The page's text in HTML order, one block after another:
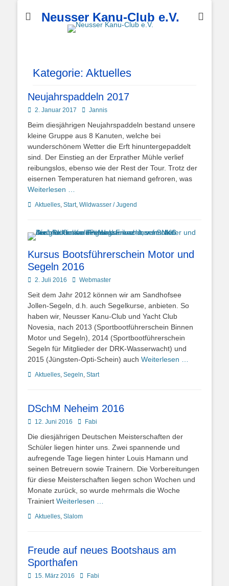
Neusser Kanu-Club e.V.
Kategorie: Aktuelles
Neujahrspaddeln 2017
Posted
2. Januar 2017 AutorJannis
Beim diesjährigen Neujahrspaddeln bestand unsere
kleine Gruppe aus 8 Kanuten, welche bei
wunderschönem Wetter die Erft hinuntergepaddelt
sind. Der Einstieg an der Erprather Mühle verlief
reibungslos, ebenso wie der Rest der Tour. Trotz der
eisernen Temperaturen hat niemand gefroren, was
Weiterlesen …
Kategorien
Aktuelles, Start, Wildwasser / Jugend
Kursus Bootsführerschein Motor und
Segeln 2016
Posted
2. Juli 2016 AutorWebmaster
Seit dem Jahr 2012 können wir am Sandhofsee
Jollen-Segeln, d.h. auch Segelkurse, anbieten. So
haben wir, Neusser Kanu-Club und Yacht Club
Novesia, nach 2013 (Sportbootführerschein Binnen
Motor und Segeln), 2014 (Sportbootführerschein
Segeln für Mitglieder der DRK-Wasserwacht) und
2015 (Jüngsten-Opti-Schein) auch Weiterlesen …
Kategorien
Aktuelles, Segeln, Start
DSchM Neheim 2016
Posted
12. Juni 2016 AutorFabi
Die diesjährigen Deutschen Meisterschaften der
Schüler liegen hinter uns. Zwei spannende und
aufregende Tage liegen hinter Louis Hamann und
seinen Betreuern sowie Trainern. Die Vorbereitungen
für diese Meisterschaften liegen schon Wochen und
Monate zurück, so wurde mehrmals die Woche
Trainiert Weiterlesen …
Kategorien
Aktuelles, Slalom
Freude auf neues Bootshaus am
Sporthafen
Posted
15. März 2016 AutorFabi